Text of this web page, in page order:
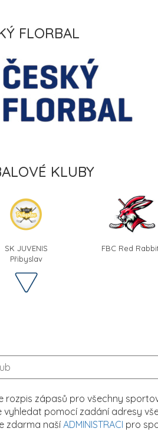
FLORBAL
KLUBY
SK JUVENIS
Přibyslav
FBC Red
zápasů pro všechny
vyhledat pomocí zadání adresy
zdarma naší ADMINISTRACI pro